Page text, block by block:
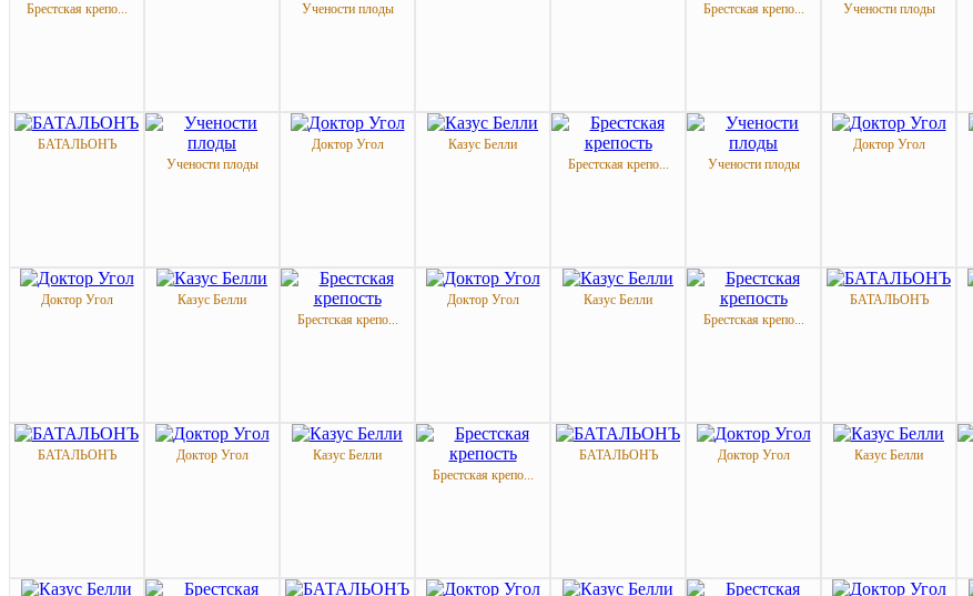
Брестская крепо...
Учености плоды
Брестская крепо...
Учености плоды
БАТАЛЬОНЪ
Учености плоды
Доктор Угол
Казус Белли
Брестская крепо...
Учености плоды
Доктор Угол
Доктор Угол
Казус Белли
Брестская крепо...
Доктор Угол
Казус Белли
Брестская крепо...
БАТАЛЬОНЪ
БАТАЛЬОНЪ Доктор Угол
Казус Белли
Брестская крепо...
БАТАЛЬОНЪ Доктор Угол
Казус Белли